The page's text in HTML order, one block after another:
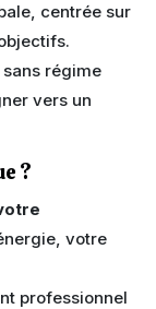
centrée sur
sans régime
vers un
?
votre
professionnel